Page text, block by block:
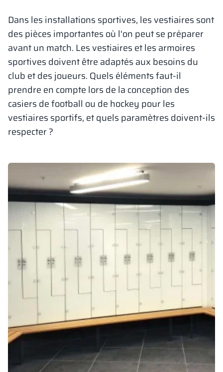
Vela
armoires
Bancs et
Serrures pour
Cloisons
Lamelles
Altus
Vestiare en
Offre complète
Services
Attestations,
Matériaux et
Carte des
Galerie de
Dans les installations sportives, les vestiaires sont
des pièces importantes où l'on peut se préparer
avant un match. Les vestiaires et les armoires
sportives doivent être adaptés aux besoins du
club et des joueurs. Quels éléments faut-il
prendre en compte lors de la conception des
casiers de football ou de hockey pour les
vestiaires sportifs, et quels paramètres doivent-ils
respecter ?